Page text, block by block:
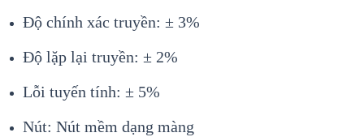
Độ chính xác truyền: ± 3%
Độ lặp lại truyền: ± 2%
Lỗi tuyến tính: ± 5%
Nút: Nút mềm dạng màng